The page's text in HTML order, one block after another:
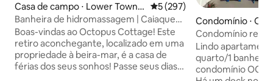
Casa de campo ⋅ Lower Towns
hip
5 de uma avaliação média de
5 (297)
Banheira de hidromassagem | Caiaques |
Lareira — Octopus Cottage
Boas-vindas ao Octopus Cottage! Este
retiro aconchegante, localizado em uma
propriedade à beira-mar, é a casa de
férias dos seus sonhos! Passe seus dias
Condomínio ⋅
Condomínio
frente à praia
Lindo
quarto/1 banheiro
condomínio